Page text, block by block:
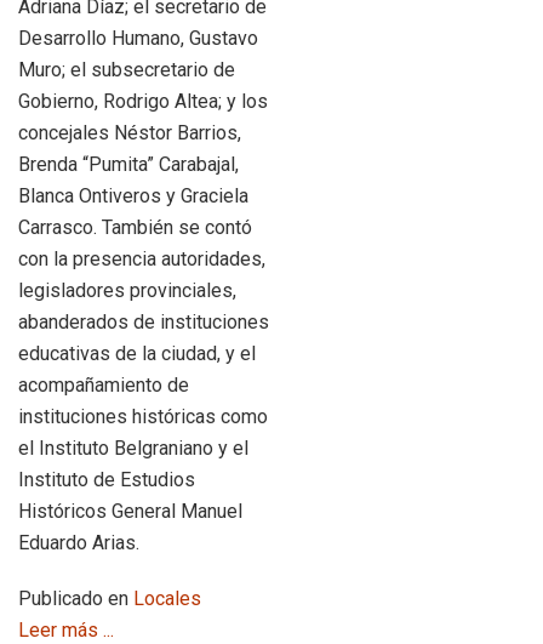
Adriana Díaz; el secretario de
Desarrollo Humano, Gustavo
Muro; el subsecretario de
Gobierno, Rodrigo Altea; y los
concejales Néstor Barrios,
Brenda “Pumita” Carabajal,
Blanca Ontiveros y Graciela
Carrasco. También se contó
con la presencia autoridades,
legisladores provinciales,
abanderados de instituciones
educativas de la ciudad, y el
acompañamiento de
instituciones históricas como
el Instituto Belgraniano y el
Instituto de Estudios
Históricos General Manuel
Eduardo Arias.
Publicado en Locales
Leer más ...